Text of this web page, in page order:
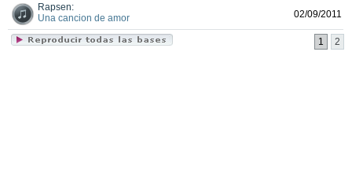
Rapsen:
Una cancion de amor
02/09/2011
1 2